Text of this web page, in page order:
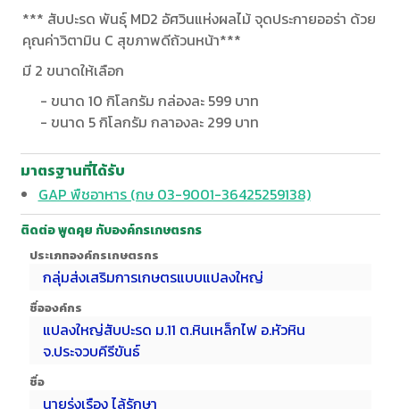
*** สับปะรด พันธุ์ MD2 อัศวินแห่งผลไม้ จุดประกายออร่า ด้วย
คุณค่าวิตามิน C สุขภาพดีถ้วนหน้า***
มี 2 ขนาดให้เลือก
- ขนาด 10 กิโลกรัม กล่องละ 599 บาท
- ขนาด 5 กิโลกรัม กลาองละ 299 บาท
มาตรฐานที่ได้รับ
GAP พืชอาหาร (กษ 03-9001-36425259138)
ติดต่อ พูดคุย กับองค์กรเกษตรกร
ประเภทองค์กรเกษตรกร
กลุ่มส่งเสริมการเกษตรแบบแปลงใหญ่
ชื่อองค์กร
แปลงใหญ่สับปะรด ม.11 ต.หินเหล็กไฟ อ.หัวหิน
จ.ประจวบคีรีขันธ์
ชื่อ
นายรุ่งเรือง ไล้รักษา